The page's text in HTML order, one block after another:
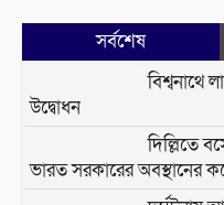
সর্বশেষ
বিশ্বনাথে
উদ্বোধন
দিল্লিতে
ভারত সরকারের অবস্থানের